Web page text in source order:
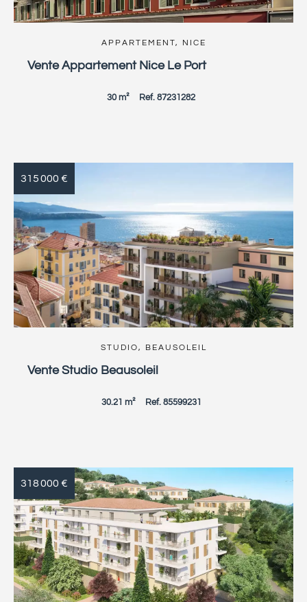
APPARTEMENT, NICE
Vente Appartement Nice Le Port
30 m² Ref. 87231282
STUDIO, BEAUSOLEIL
Vente Studio Beausoleil
30.21 m² Ref. 85599231
315 000 €
318 000 €